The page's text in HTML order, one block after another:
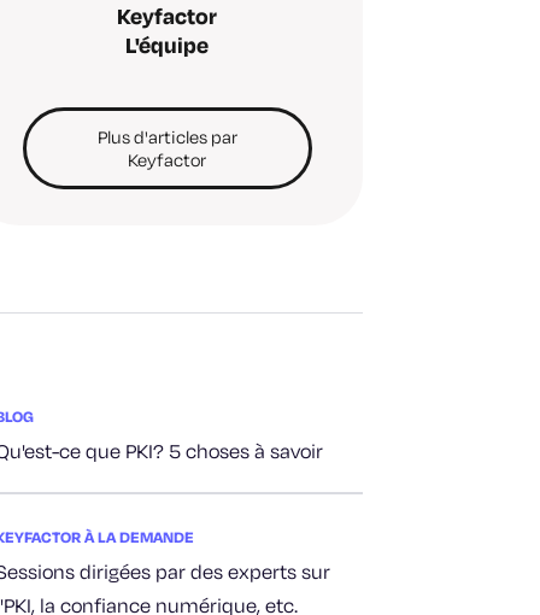
Keyfactor
L'équipe
Plus d'articles par
Keyfactor
ce que PKI? 5 choses à savoir
À LA DEMANDE
dirigées par des experts sur
la confiance numérique, etc.